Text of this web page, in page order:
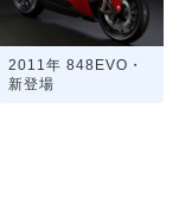
2011年 848EVO・
新登場